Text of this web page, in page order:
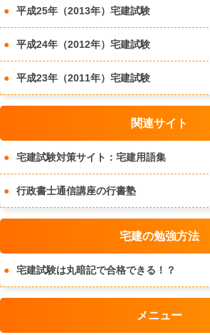
平成25年（2013年）宅建試験
平成24年（2012年）宅建試験
平成23年（2011年）宅建試験
関連サイト
宅建試験対策サイト：宅建用語集
行政書士通信講座の行書塾
宅建の勉強方法
宅建試験は丸暗記で合格できる！？
メニュー